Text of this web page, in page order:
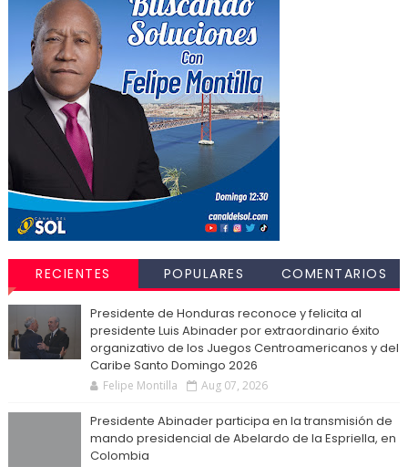
RECIENTES POPULARES COMENTARIOS
Presidente de Honduras reconoce y felicita al
presidente Luis Abinader por extraordinario éxito
organizativo de los Juegos Centroamericanos y del
Caribe Santo Domingo 2026
Felipe Montilla Aug 07, 2026
Presidente Abinader participa en la transmisión de
mando presidencial de Abelardo de la Espriella, en
Colombia